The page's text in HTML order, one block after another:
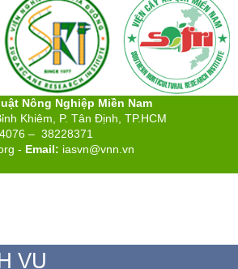
Nông Nghiệp Miền Nam
Khiêm, P. Tân Định, TP.HCM
– 38228371
- Email: iasvn@vnn.vn
VỤ